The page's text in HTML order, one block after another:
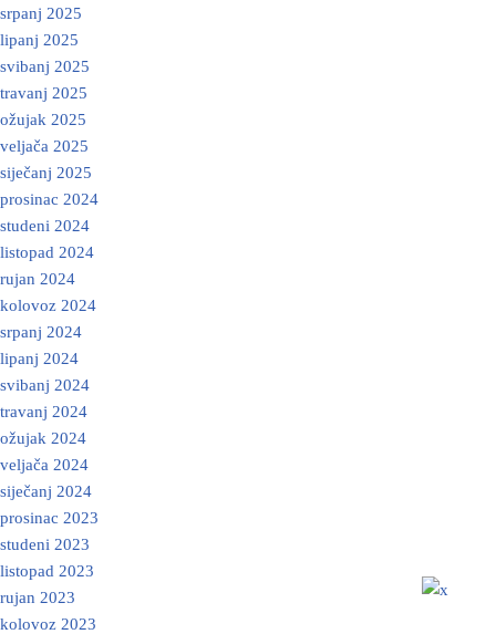
srpanj 2025
lipanj 2025
svibanj 2025
travanj 2025
ožujak 2025
veljača 2025
siječanj 2025
prosinac 2024
studeni 2024
listopad 2024
rujan 2024
kolovoz 2024
srpanj 2024
lipanj 2024
svibanj 2024
travanj 2024
ožujak 2024
veljača 2024
siječanj 2024
prosinac 2023
studeni 2023
listopad 2023
rujan 2023
kolovoz 2023